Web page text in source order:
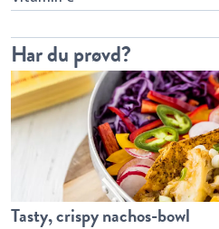
Har du prøvd?
Tasty, crispy nachos-bowl